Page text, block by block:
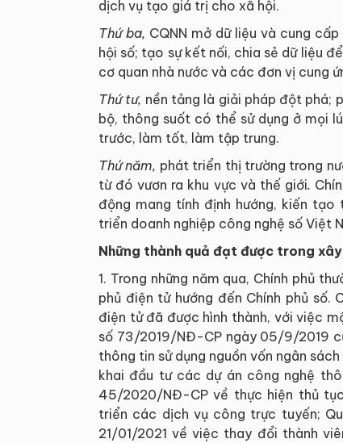
dịch vụ tạo giá trị cho xã hội.
Thứ ba, CQNN mở dữ liệu và cung
hội số; tạo sự kết nối, chia sẻ dữ liệu
cơ quan nhà nước và các đơn vị cung
Thứ tư, nền tảng là giải pháp đột phá;
bộ, thông suốt có thể sử dụng ở mọi
trước, làm tốt, làm tập trung.
Thứ năm, phát triển thị trường trong
từ đó vươn ra khu vực và thế giới.
động mang tính định hướng, kiến
triển doanh nghiệp công nghệ số Việt
Những thành quả đạt được trong
1. Trong những năm qua, Chính phủ
phủ điện tử hướng đến Chính phủ
điện tử đã được hình thành, với việc
số 73/2019/NĐ-CP ngày 05/9/2019
thông tin sử dụng nguồn vốn ngân
khai đầu tư các dự án công nghệ
45/2020/NĐ-CP về thực hiện thủ
triển các dịch vụ công trực tuyến;
21/01/2021 về việc thay đổi thành